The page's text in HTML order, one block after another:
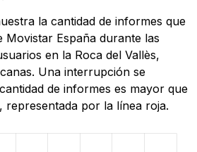
la cantidad de informes que
Movistar España durante las
en la Roca del Vallès,
Una interrupción se
de informes es mayor que
representada por la línea roja.